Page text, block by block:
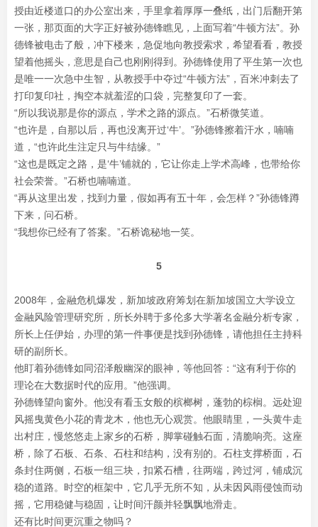
授由近楼道口的办公室出来，手里拿着厚厚一叠纸，出门后翻开第
一张，那页面的大字正好被孙德锋瞧见，上面写着“牛顿方法”。孙
德锋被电击了般，冲下楼来，急促地向教授索求，希望看看，教授
望着他摇头，意思是自己也刚刚得到。孙德锋使用了平生第一次也
是唯一一次急中生智，从教授手中夺过“牛顿方法”，百米冲刺去了
打印复印社，掏空本就羞涩的口袋，完整复印了一套。
“所以我说那是你的源点，学术之路的源点。”石桥微笑道。
“也许是，自那以后，再也没离开过‘牛’。”孙德锋擦着汗水，喃喃
道，“也许此生注定只与牛结缘。”
“这也是既定之路，是‘牛’铺就的，它让你走上学术高峰，也带给你
社会荣誉。”石桥也喃喃道。
“再从这里出发，找到力量，假如再有五十年，会怎样？”孙德锋蹲
下来，问石桥。
“我想你已经有了答案。”石桥诡秘地一笑。
5
2008年，金融危机爆发，新加坡政府筹划在新加坡国立大学设立
金融风险管理研究所，所长外聘于多伦多大学著名金融分析专家，
所长上任伊始，办理的第一件事便是找到孙德锋，请他担任主持科
研的副所长。
他盯着孙德锋如同沼泽般幽深的眼神，等他回答：“这有利于你的
理论在大数据时代的应用。”他强调。
孙德锋望向窗外。他没有看玉女般的槟榔树，蓬勃的棕榈。远处迎
风摇曳黄色小花的青龙木，他也无心观赏。他眼睛里，一头黄牛走
出村庄，慢悠悠走上家乡的石桥，脚掌碰触石面，清脆响亮。这座
桥，除了石板、石条、石柱和结构，没有别的。石柱支撑桥面，石
条封住两侧，石板一组三块，扣紧石槽，往两端，跨过河，铺成沉
稳的道路。时空的框架中，它几乎无所不知，从未因风雨侵蚀而动
摇，它用稳健与稳固，让时间汗颜并轻飘飘地滑走。
还有比时间更沉重之物吗？